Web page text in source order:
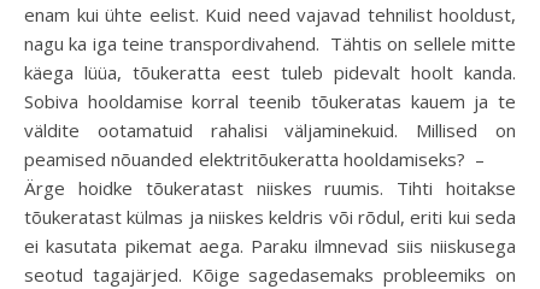
enam kui ühte eelist. Kuid need vajavad tehnilist hooldust,
nagu ka iga teine transpordivahend. Tähtis on sellele mitte
käega lüüa, tõukeratta eest tuleb pidevalt hoolt kanda.
Sobiva hooldamise korral teenib tõukeratas kauem ja te
väldite ootamatuid rahalisi väljaminekuid. Millised on
peamised nõuanded elektritõukeratta hooldamiseks? –
Ärge hoidke tõukeratast niiskes ruumis. Tihti hoitakse
tõukeratast külmas ja niiskes keldris või rõdul, eriti kui seda
ei kasutata pikemat aega. Paraku ilmnevad siis niiskusega
seotud tagajärjed. Kõige sagedasemaks probleemiks on